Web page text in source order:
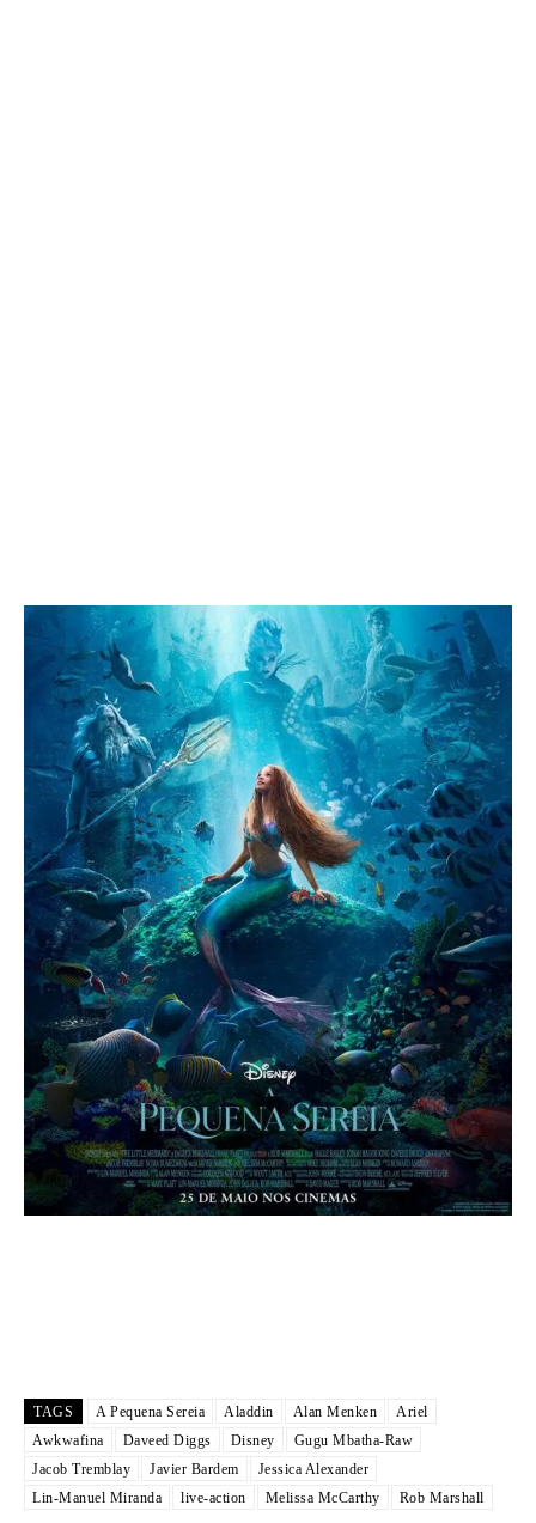
TAGS A Pequena Sereia Aladdin Alan Menken
Ariel
Awkwafina
Daveed Diggs Disney
Gugu Mbatha-Raw
Jacob Tremblay
Javier Bardem
Jessica Alexander
Lin-Manuel Miranda
live-action Melissa McCarthy Rob Marshall